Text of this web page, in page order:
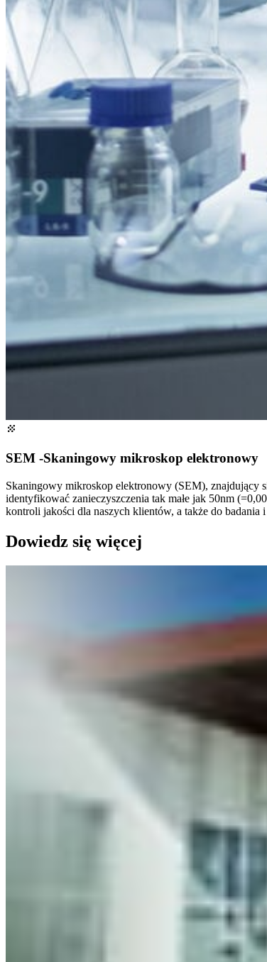
SEM -Skaningowy mikroskop elektronowy
Skaningowy mikroskop elektronowy (SEM), znajdujący
identyfikować zanieczyszczenia tak małe jak 50nm
kontroli jakości dla naszych klientów, a także do
Dowiedz się więcej